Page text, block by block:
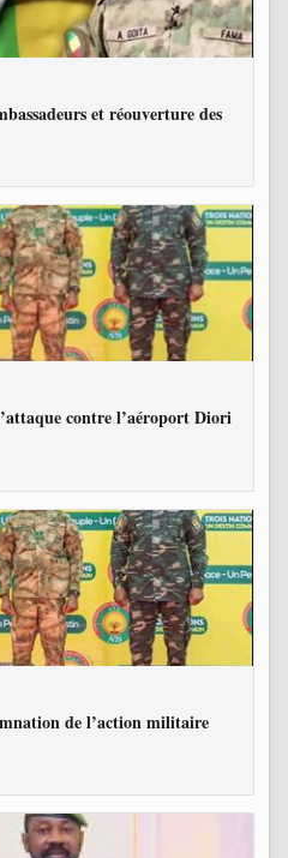
et réouverture des
contre l’aéroport Diori
de l’action militaire